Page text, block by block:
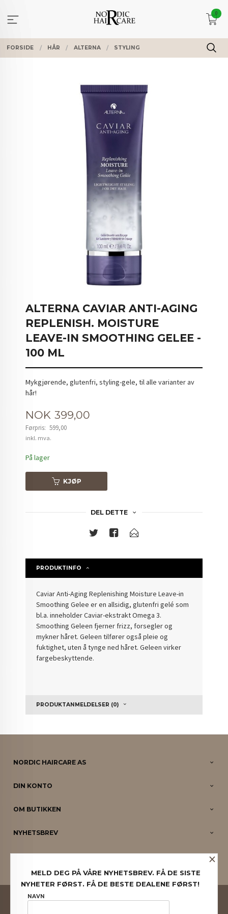
innholdet
0
FORSIDE HÅR ALTERNA STYLING
ALTERNA CAVIAR ANTI-AGING
REPLENISH. MOISTURE
LEAVE-IN SMOOTHING GELEE -
100 ML
Mykgjørende, glutenfri, styling-gele, til alle varianter av
hår!
Tilbud
NOK 399,00
Førpris: 599,00
Rabatt
inkl. mva.
På lager
KJØP
DEL DETTE
PRODUKTINFO
Caviar Anti-Aging Replenishing Moisture Leave-in
Smoothing Gelee er en allsidig, glutenfri gelé som
bl.a. inneholder Caviar-ekstrakt Omega 3.
Smoothing Geleen fjerner frizz, forsegler og
mykner håret. Geleen tilfører også pleie og
fuktighet, uten å tynge ned håret. Geleen virker
fargebeskyttende.
PRODUKTANMELDELSER (0)
NORDIC HAIRCARE AS
DIN KONTO
OM BUTIKKEN
NYHETSBREV
PARTNERE
FRAKT
×
MELD DEG PÅ VÅRE NYHETSBREV. FÅ DE SISTE
NYHETER FØRST. FÅ DE BESTE DEALENE FØRST!
NAVN